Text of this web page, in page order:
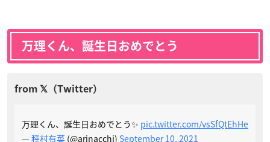
万理くん、誕生日おめでとう
万理くん、誕生日おめでとう✨ pic.twitter.com/vsSfQtEhHe
— 種村有菜 (@arinacchi) September 10, 2021